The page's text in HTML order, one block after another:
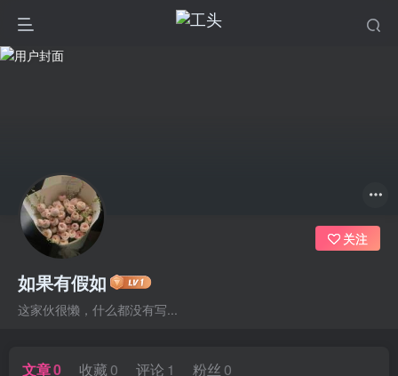
如果有假如
这家伙很懒，什么都没有写...
关注
文章0 收藏 0 评论 1 粉丝 0